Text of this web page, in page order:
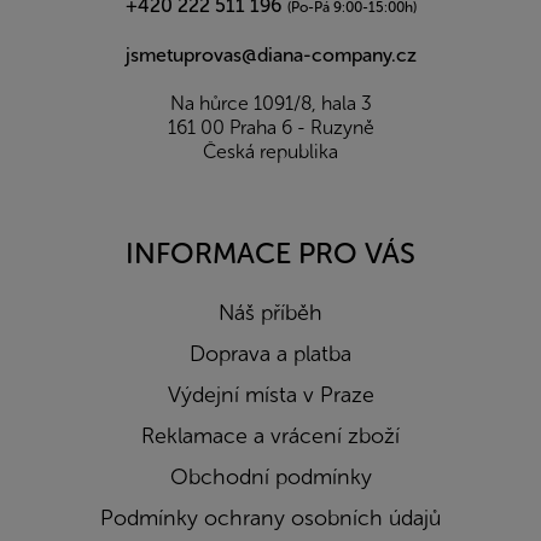
+420 222 511 196 (Po-Pá 9:00-15:00h)
jsmetuprovas@diana-company.cz
Na hůrce 1091/8, hala 3
161 00 Praha 6 - Ruzyně
Česká republika
INFORMACE PRO VÁS
Náš příběh
Doprava a platba
Výdejní místa v Praze
Reklamace a vrácení zboží
Obchodní podmínky
Podmínky ochrany osobních údajů